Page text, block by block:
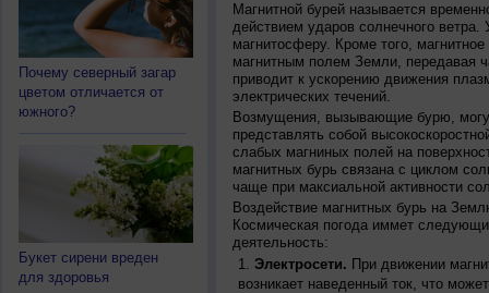
Почему северный загар
цветом отличается от
южного?
Букет сирени вреден
для здоровья
Магнитной бурей называется
действием ударов солнечного ветра.
магнитосферу. Кроме того,
магнитным полем Земли, передавая
приводит к ускорению движения
электрических течений.
Возмущения, вызывающие бурю,
представлять собой
слабых магниных полей на
магнитных бурь связана с циклом
чаще при максиальной активности
Воздействие магнитных бурь на
Космическая погода иммет
деятельность:
Электросети. При движении
возникает наведенный ток, что